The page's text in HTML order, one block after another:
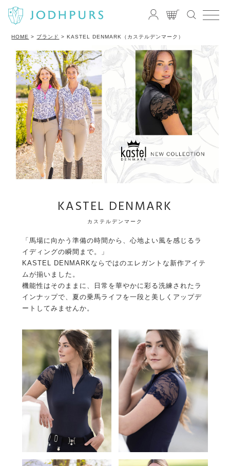
HOME ブランド KASTEL DENMARK（カステルデンマーク）
KASTEL DENMARK
カステルデンマーク
「馬場に向かう準備の時間から、心地よい風を感じるラ
イディングの瞬間まで。」
KASTEL DENMARKならではのエレガントな新作アイテ
ムが揃いました。
機能性はそのままに、日常を華やかに彩る洗練されたラ
インナップで、夏の乗馬ライフを一段と美しくアップデ
ートしてみませんか。